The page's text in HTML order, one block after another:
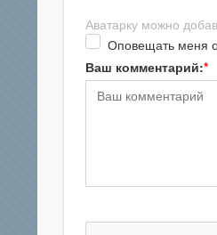
Аватарку можно
Оповещать меня
Ваш комментарий: